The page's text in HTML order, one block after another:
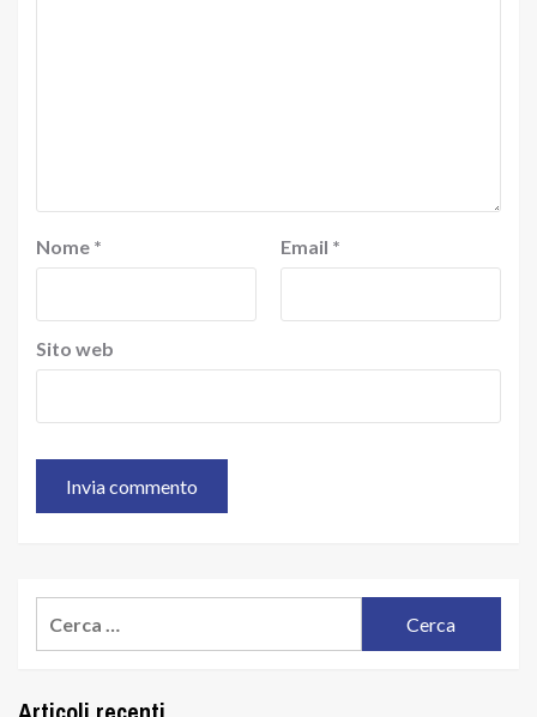
Nome * Email *
Sito web